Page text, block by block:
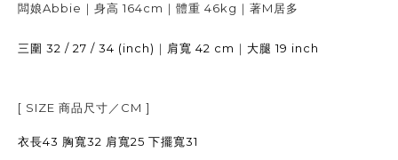
闆娘Abbie｜身高 164cm ｜體重 46kg ｜著M居多
三圍 32 / 27 / 34 (inch) ｜ 肩寬 42 cm ｜ 大腿 19 inch
[ SIZE 商品尺寸／ CM ]
衣長43 胸寬32 肩寬25 下擺寬31